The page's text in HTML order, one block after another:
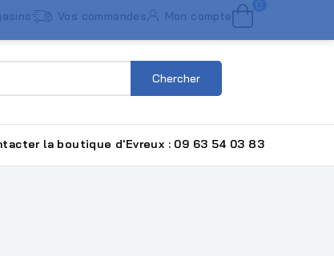
Vos commandes Mon compte
0
Chercher
la boutique d'Evreux : 09 63 54 03 83